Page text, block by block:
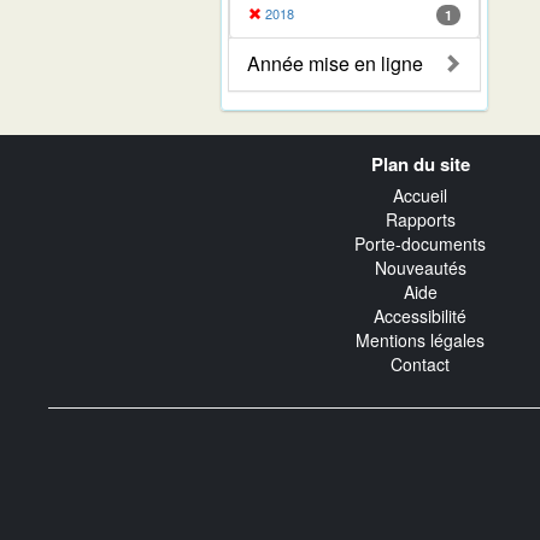
2018 1
Année mise en ligne
Plan du site
Accueil
Rapports
Porte-documents
Nouveautés
Aide
Accessibilité
Mentions légales
Contact